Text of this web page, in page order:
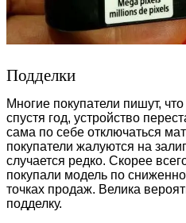
Подделки
Многие покупатели пишут,
спустя год, устройство
сама по себе отключаться
покупатели жалуются на
случается редко. Скорее
покупали модель по
точках продаж. Велика
подделку.